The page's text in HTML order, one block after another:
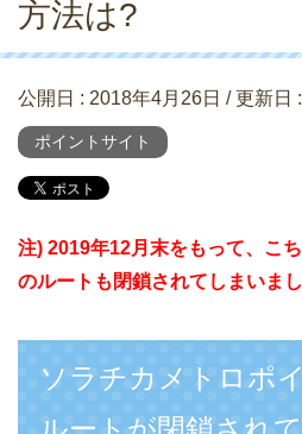
方法は?
公開日 : 2018年4月26日 / 更新日 :
ポイントサイト
注) 2019年12月末をもって、こ
のルートも閉鎖されてしまいま
ソラチカメトロポ